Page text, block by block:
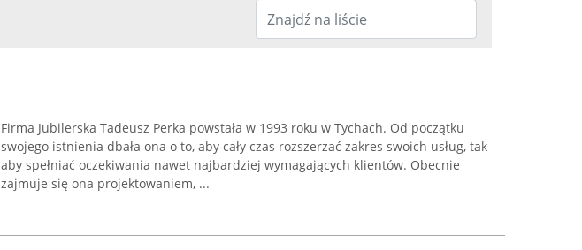
Firma Jubilerska Tadeusz Perka powstała w 1993 roku w Tychach. Od początku
swojego istnienia dbała ona o to, aby cały czas rozszerzać zakres swoich usług, tak
aby spełniać oczekiwania nawet najbardziej wymagających klientów. Obecnie
zajmuje się ona projektowaniem, ...